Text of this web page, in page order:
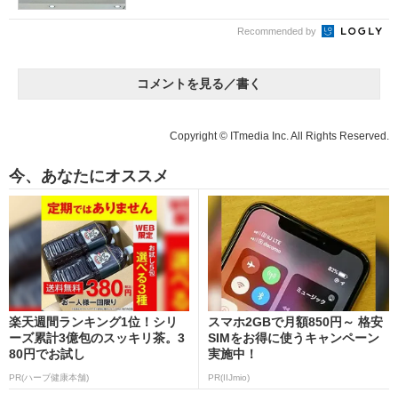
Recommended by
コメントを見る／書く
Copyright © ITmedia Inc. All Rights Reserved.
今、あなたにオススメ
楽天週間ランキング1位！シリ
ーズ累計3億包のスッキリ茶。3
80円でお試し
PR(ハーブ健康本舗)
スマホ2GBで月額850円～ 格安
SIMをお得に使うキャンペーン
実施中！
PR(IIJmio)